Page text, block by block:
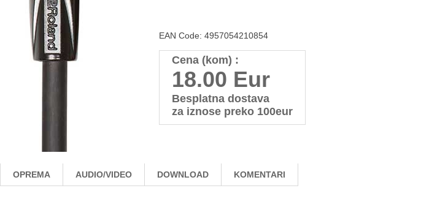
EAN Code: 4957054210854
Cena (kom) :
18.00 Eur
Besplatna dostava
za iznose preko 100eur
OPREMA AUDIO/VIDEO DOWNLOAD KOMENTARI